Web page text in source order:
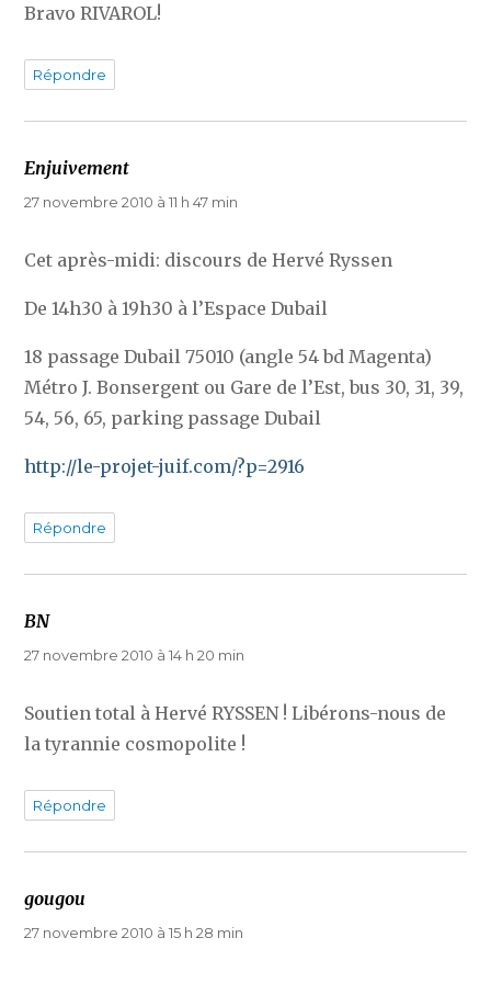
Bravo RIVAROL!
Répondre
Enjuivement
27 novembre 2010 à 11 h 47 min
Cet après-midi: discours de Hervé Ryssen
De 14h30 à 19h30 à l’Espace Dubail
18 passage Dubail 75010 (angle 54 bd Magenta)
Métro J. Bonsergent ou Gare de l’Est, bus 30, 31, 39,
54, 56, 65, parking passage Dubail
http://le-projet-juif.com/?p=2916
Répondre
BNdit :
27 novembre 2010 à 14 h 20 min
Soutien total à Hervé RYSSEN ! Libérons-nous de
la tyrannie cosmopolite !
Répondre
gougou
27 novembre 2010 à 15 h 28 min